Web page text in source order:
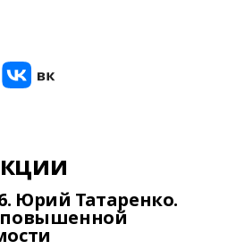
Юрий Татаренко.